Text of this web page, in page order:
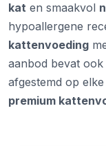
kat en smaakvol
hypoallergene
kattenvoeding
aanbod bevat ook
afgestemd op
premium